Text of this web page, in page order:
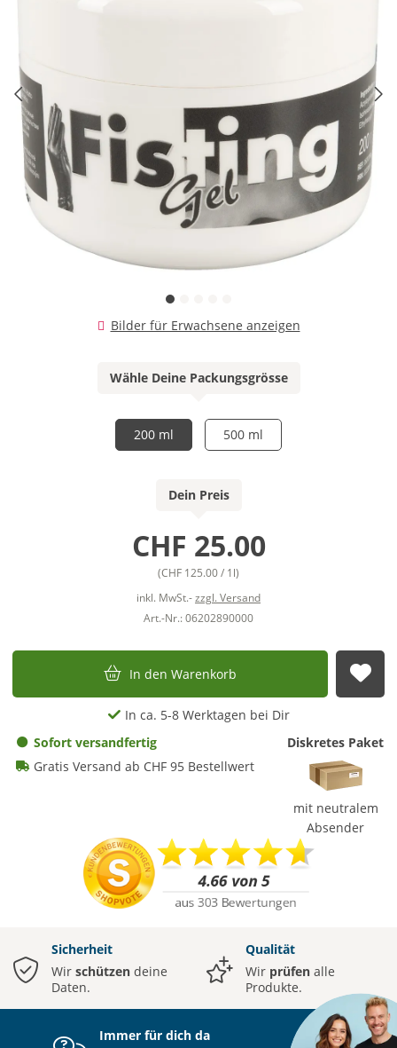
Bilder für Erwachsene anzeigen
Wähle Deine Packungsgrösse
200 ml 500 ml
Dein Preis
CHF 25.00
(CHF 125.00 / 1l)
inkl. MwSt.-zzgl. Versand
Art.-Nr.: 06202890000
In den Warenkorb
In ca. 5-8 Werktagen bei Dir
Sofort versandfertig
Gratis Versand ab CHF 95 Bestellwert
Diskretes Paket
mit neutralem
Absender
Sicherheit
Wir schützen deine
Daten.
Qualität
Wir prüfen alle
Produkte.
Immer für dich da